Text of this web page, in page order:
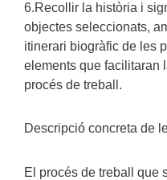
6.Recollir la història i
objectes seleccionats,
itinerari biogràfic de les
elements que facilitaran
procés de treball.
Descripció concreta de
El procés de treball que